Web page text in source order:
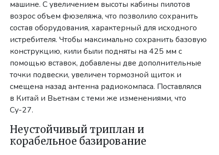
машине. С увеличением высоты кабины пилотов
возрос объем фюзеляжа, что позволило сохранить
состав оборудования, характерный для исходного
истребителя. Чтобы максимально сохранить базовую
конструкцию, кили были подняты на 425 мм с
помощью вставок, добавлены две дополнительные
точки подвески, увеличен тормозной щиток и
смещена назад антенна радиокомпаса. Поставлялся
в Китай и Вьетнам с теми же изменениями, что
Су-27.
Неустойчивый триплан и
корабельное базирование